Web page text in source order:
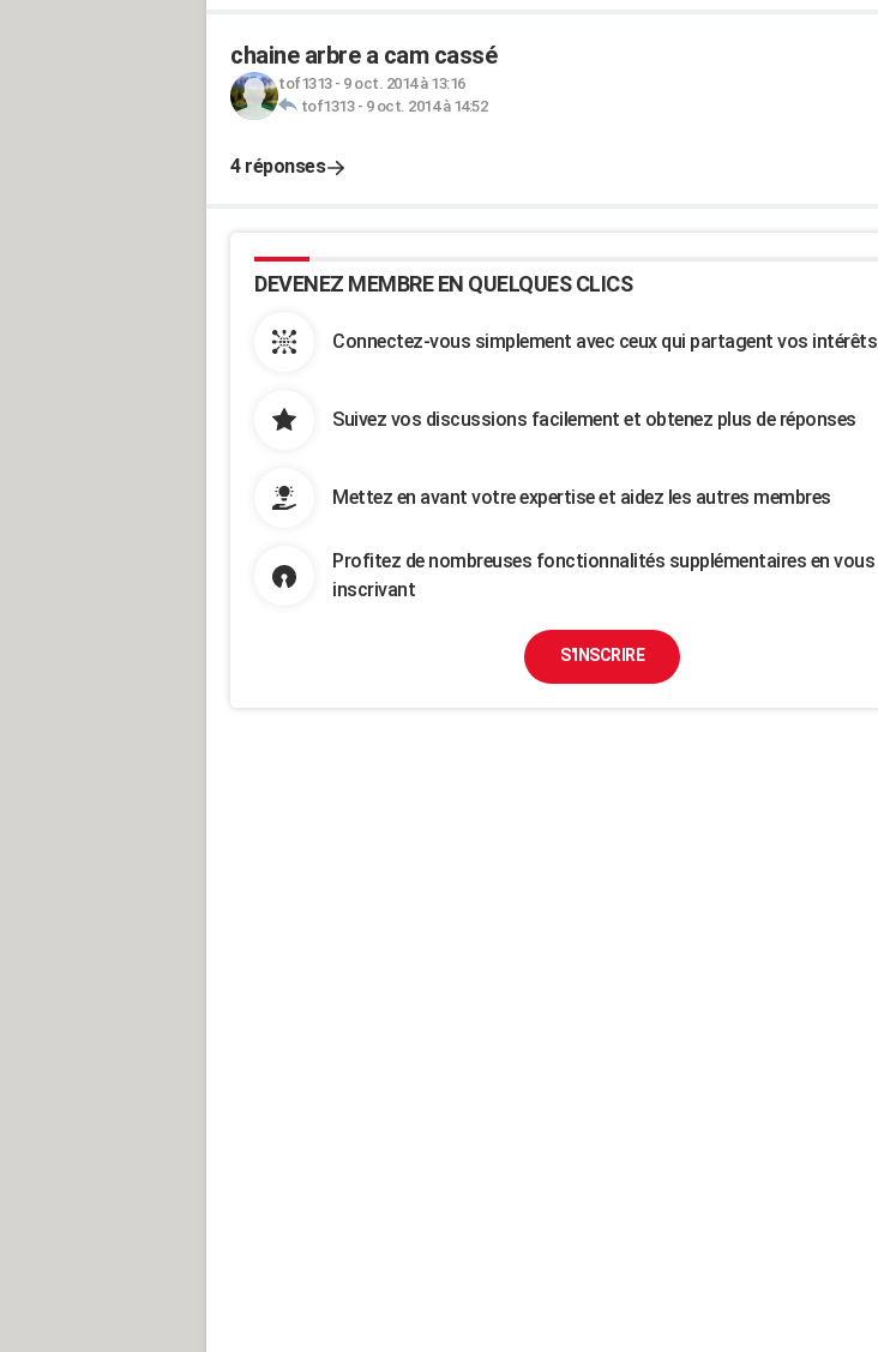
chaine arbre a cam cassé
tof1313- 9 oct. 2014 à 13:16
tof1313- 9 oct. 2014 à 14:52
4 réponses
DEVENEZ MEMBRE EN QUELQUES CLICS
Connectez-vous simplement avec ceux qui partagent vos intérêts
Suivez vos discussions facilement et obtenez plus de réponses
Mettez en avant votre expertise et aidez les autres membres
Profitez de nombreuses fonctionnalités supplémentaires en vous
inscrivant
S'INSCRIRE